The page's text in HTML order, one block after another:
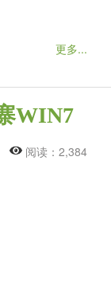
更多...
WIN7
阅读：2,384